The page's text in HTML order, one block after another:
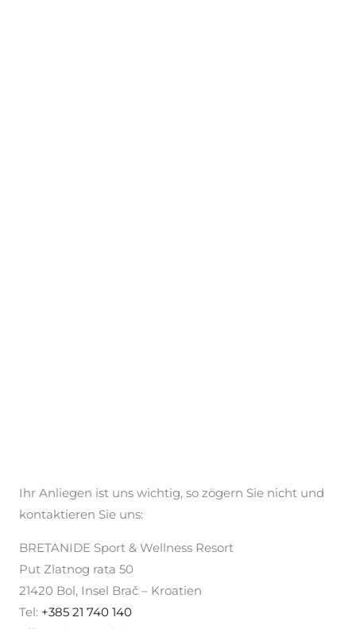
Ihr Anliegen ist uns wichtig, so zögern Sie nicht und
kontaktieren Sie uns:
BRETANIDE Sport & Wellness Resort
Put Zlatnog rata 50
21420 Bol, Insel Brač – Kroatien
Tel: +385 21 740 140